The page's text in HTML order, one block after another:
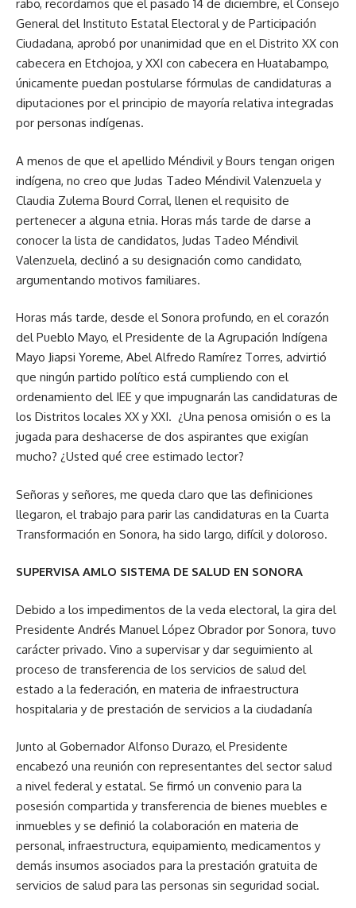
rabo, recordamos que el pasado 14 de diciembre, el Consejo
General del Instituto Estatal Electoral y de Participación
Ciudadana, aprobó por unanimidad que en el Distrito XX con
cabecera en Etchojoa, y XXI con cabecera en Huatabampo,
únicamente puedan postularse fórmulas de candidaturas a
diputaciones por el principio de mayoría relativa integradas
por personas indígenas.
A menos de que el apellido Méndivil y Bours tengan origen
indígena, no creo que Judas Tadeo Méndivil Valenzuela y
Claudia Zulema Bourd Corral, llenen el requisito de
pertenecer a alguna etnia. Horas más tarde de darse a
conocer la lista de candidatos, Judas Tadeo Méndivil
Valenzuela, declinó a su designación como candidato,
argumentando motivos familiares.
Horas más tarde, desde el Sonora profundo, en el corazón
del Pueblo Mayo, el Presidente de la Agrupación Indígena
Mayo Jiapsi Yoreme, Abel Alfredo Ramírez Torres, advirtió
que ningún partido político está cumpliendo con el
ordenamiento del IEE y que impugnarán las candidaturas de
los Distritos locales XX y XXI. ¿Una penosa omisión o es la
jugada para deshacerse de dos aspirantes que exigían
mucho? ¿Usted qué cree estimado lector?
Señoras y señores, me queda claro que las definiciones
llegaron, el trabajo para parir las candidaturas en la Cuarta
Transformación en Sonora, ha sido largo, difícil y doloroso.
SUPERVISA AMLO SISTEMA DE SALUD EN SONORA
Debido a los impedimentos de la veda electoral, la gira del
Presidente Andrés Manuel López Obrador por Sonora, tuvo
carácter privado. Vino a supervisar y dar seguimiento al
proceso de transferencia de los servicios de salud del
estado a la federación, en materia de infraestructura
hospitalaria y de prestación de servicios a la ciudadanía
Junto al Gobernador Alfonso Durazo, el Presidente
encabezó una reunión con representantes del sector salud
a nivel federal y estatal. Se firmó un convenio para la
posesión compartida y transferencia de bienes muebles e
inmuebles y se definió la colaboración en materia de
personal, infraestructura, equipamiento, medicamentos y
demás insumos asociados para la prestación gratuita de
servicios de salud para las personas sin seguridad social.